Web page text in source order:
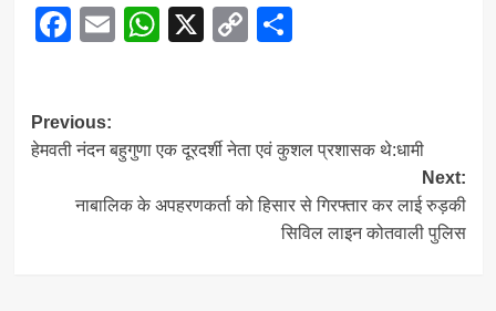
Facebook
EmailWhatsApp
X CopyShare
Post
navigation
Previous:
हेमवती नंदन बहुगुणा एक दूरदर्शी नेता एवं कुशल प्रशासक थे:धामी
Next:
नाबालिक के अपहरणकर्ता को हिसार से गिरफ्तार कर लाई रुड़की
सिविल लाइन कोतवाली पुलिस